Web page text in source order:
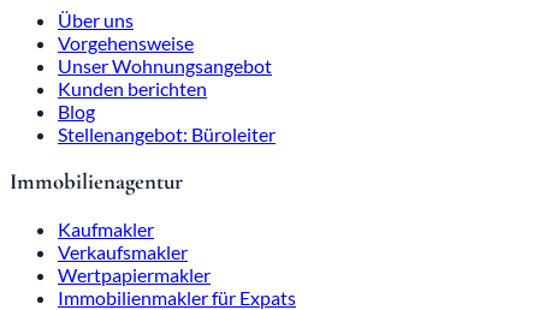
Über uns
Vorgehensweise
Unser Wohnungsangebot
Kunden berichten
Blog
Stellenangebot: Büroleiter
Immobilienagentur
Kaufmakler
Verkaufsmakler
Wertpapiermakler
Immobilienmakler für Expats